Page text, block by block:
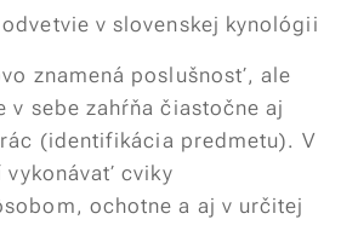
odvetvie v slovenskej kynológii
znamená poslušnosť, ale
v sebe zahŕňa čiastočne aj
(identifikácia predmetu). V
vykonávať cviky
ochotne a aj v určitej